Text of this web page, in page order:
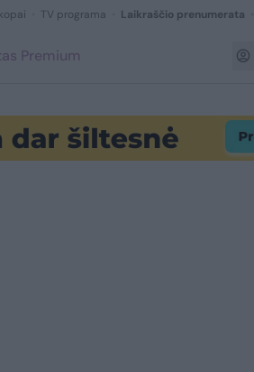
TV programa Laikraščio prenumerata
Premium